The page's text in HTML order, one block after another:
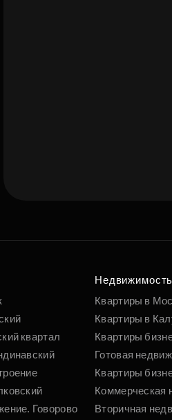
квартал
Говорово
Недвижимость
Квартиры в
Квартиры в
Квартиры
Готовая
Квартиры
Коммерческая
Вторичная